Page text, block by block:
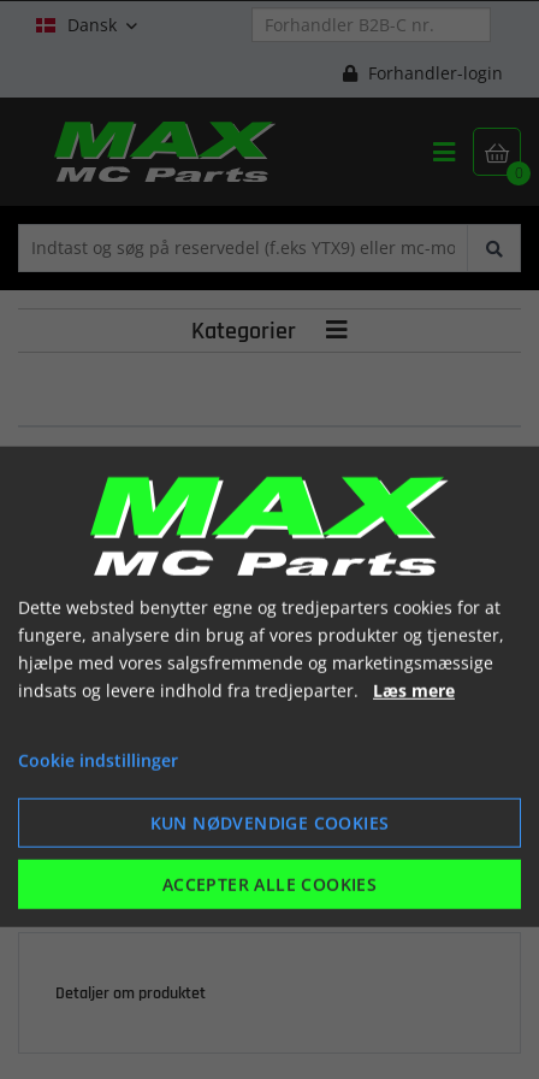
Dansk 
Forhandler-login

0

Kategorier 
COPERCHIO SCATOLA FILTRO RR 50
(1273191 052)


137,40 kr.
LÆG I KURV
Detaljer om produktet
Dette websted benytter egne og tredjeparters cookies for at
fungere, analysere din brug af vores produkter og tjenester,
hjælpe med vores salgsfremmende og marketingsmæssige
indsats og levere indhold fra tredjeparter. Læs mere
Cookie indstillinger
KUN NØDVENDIGE COOKIES
ACCEPTER ALLE COOKIES